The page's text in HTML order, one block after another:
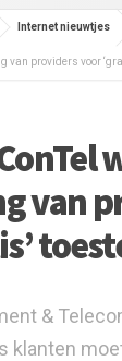
Internet nieuwtjes
van providers voor
van
&
klanten